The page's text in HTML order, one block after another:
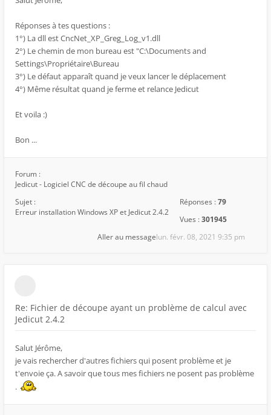
Réponses à tes questions :
1°) La dll est CncNet_XP_Greg_Log_v1.dll
2°) Le chemin de mon bureau est "C:\Documents and
Settings\Propriétaire\Bureau
3°) Le défaut apparaît quand je veux lancer le déplacement
4°) Même résultat quand je ferme et relance Jedicut
Et voila :)
Bon ...
Forum :
Jedicut - Logiciel CNC de découpe au fil chaud
Sujet :
Erreur installation Windows XP et Jedicut 2.4.2
Réponses :79
Vues :301945
lun. févr. 08, 2021 9:35 pm
Aller au message
Re: Fichier de découpe ayant un problème de calcul avec
Jedicut 2.4.2
Salut Jérôme,
je vais rechercher d'autres fichiers qui posent problème et je
t'envoie ça. A savoir que tous mes fichiers ne posent pas problème
.